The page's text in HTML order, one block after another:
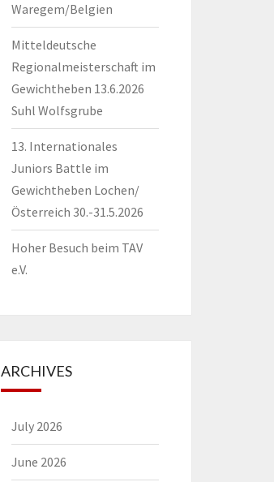
Waregem/Belgien
Mitteldeutsche
Regionalmeisterschaft im
Gewichtheben 13.6.2026
Suhl Wolfsgrube
13. Internationales
Juniors Battle im
Gewichtheben Lochen/
Österreich 30.-31.5.2026
Hoher Besuch beim TAV
e.V.
ARCHIVES
July 2026
June 2026